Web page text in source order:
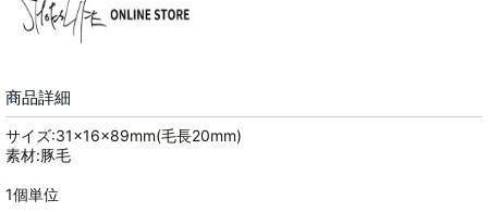
商品詳細
サイズ:31×16×89mm(毛長20mm)
素材:豚毛
1個単位